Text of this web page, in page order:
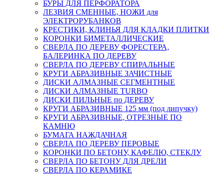
БУРЫ ДЛЯ ПЕРФОРАТОРА
ЛЕЗВИЯ СМЕННЫЕ, НОЖИ для
ЭЛЕКТРОРУБАНКОВ
КРЕСТИКИ, КЛИНЬЯ ДЛЯ КЛАДКИ ПЛИТКИ
КОРОНКИ БИМЕТАЛЛИЧЕСКИЕ
СВЕРЛА ПО ДЕРЕВУ ФОРЕСТЕРА,
БАЛЕРИНКА ПО ДЕРЕВУ
СВЕРЛА ПО ДЕРЕВУ СПИРАЛЬНЫЕ
КРУГИ АБРАЗИВНЫЕ ЗАЧИСТНЫЕ
ДИСКИ АЛМАЗНЫЕ СЕГМЕНТНЫЕ
ДИСКИ АЛМАЗНЫЕ TURBO
ДИСКИ ПИЛЬНЫЕ по ДЕРЕВУ
КРУГИ АБРАЗИВНЫЕ 125 мм (под липучку)
КРУГИ АБРАЗИВНЫЕ, ОТРЕЗНЫЕ ПО
КАМНЮ
БУМАГА НАЖДАЧНАЯ
СВЕРЛА ПО ДЕРЕВУ ПЕРОВЫЕ
КОРОНКИ ПО БЕТОНУ, КАФЕЛЮ, СТЕКЛУ
СВЕРЛА ПО БЕТОНУ ДЛЯ ДРЕЛИ
СВЕРЛА ПО КЕРАМИКЕ